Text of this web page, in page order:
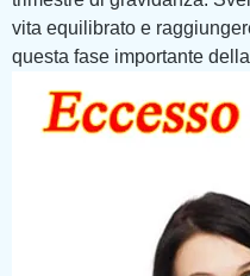
vita equilibrato e
questa fase importante